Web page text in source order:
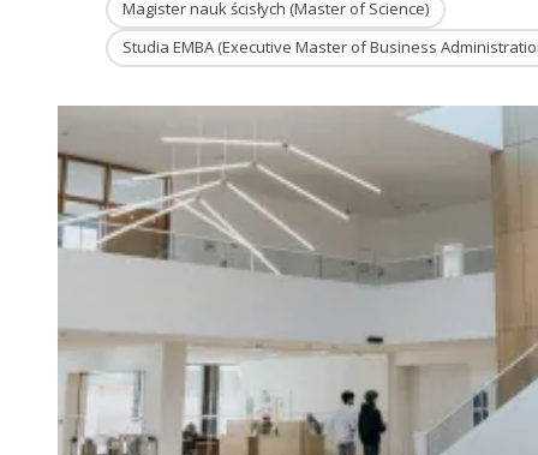
Magister nauk ścisłych (Master of Science)
Studia EMBA (Executive Master of Business